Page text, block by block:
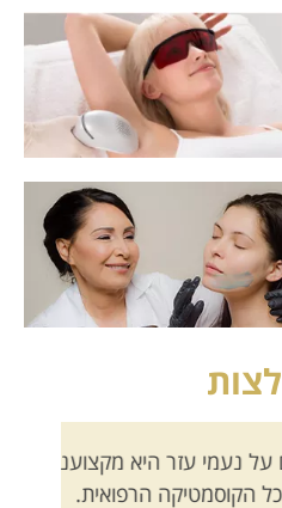
עזר היא מקצוענית
הרפואית.